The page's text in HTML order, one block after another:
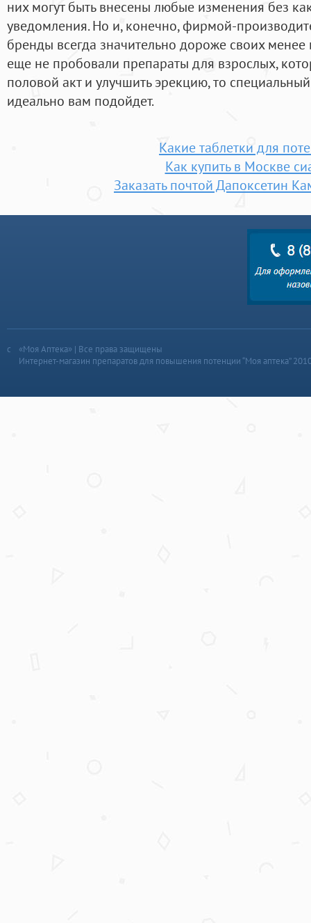
них могут быть внесены любые изменения без
уведомления. Но и, конечно, фирмой-
бренды всегда значительно дороже своих менее
еще не пробовали препараты для взрослых,
половой акт и улучшить эрекцию, то
идеально вам подойдет.
Какие таблетки для
Как купить в Москве
Заказать почтой Дапоксетин
«Моя Аптека» | Все права защищены
Интернет-магазин препаратов для повышения потенции “Моя аптека”